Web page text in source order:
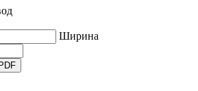
Ширина